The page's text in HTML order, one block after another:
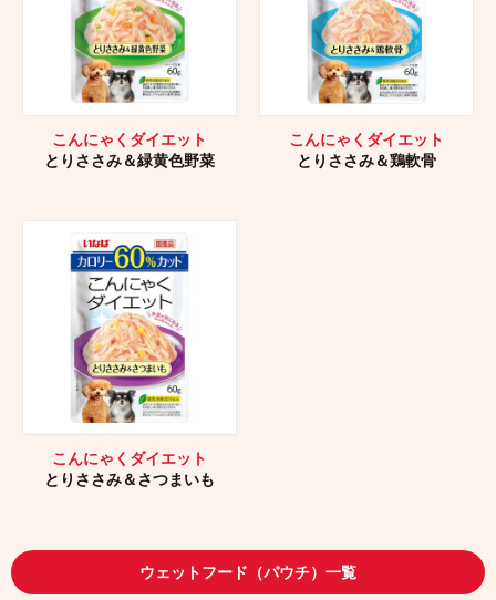
こんにゃくダイエット
とりささみ＆緑黄色野菜
こんにゃくダイエット
とりささみ＆鶏軟骨
こんにゃくダイエット
とりささみ＆さつまいも
ウェットフード（パウチ）一覧